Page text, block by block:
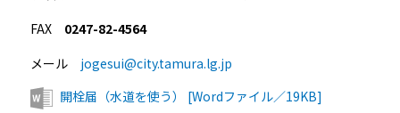
FAX 0247-82-4564
メール jogesui@city.tamura.lg.jp
開栓届（水道を使う） [Wordファイル／19KB]